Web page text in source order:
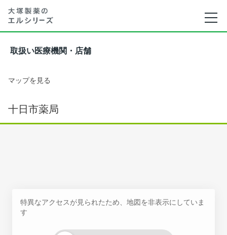
取扱い医療機関・店舗
マップを見る
十日市薬局
特異なアクセスが見られたため、地図を非表示にしていま
す